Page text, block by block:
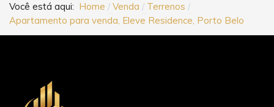
Você está aqui: Home Venda
Terrenos
Apartamento para venda, Eleve Residence, Porto Belo